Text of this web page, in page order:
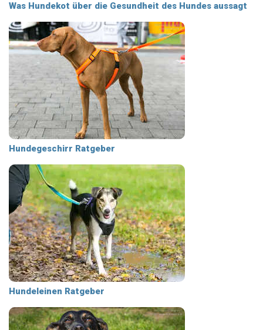
Was Hundekot über die Gesundheit des Hundes aussagt
Hundegeschirr Ratgeber
Hundeleinen Ratgeber